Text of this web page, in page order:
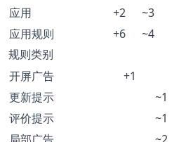
应用
+2 ~3
应用规则
+6 ~4
规则类别
开屏广告
+1
更新提示
~1
评价提示
~1